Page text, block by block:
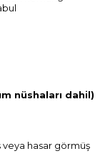
nüshaları dahil)
veya hasar görmüş